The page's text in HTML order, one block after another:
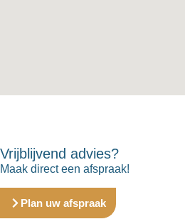
Vrijblijvend advies?
Maak direct een afspraak!
Plan uw afspraak